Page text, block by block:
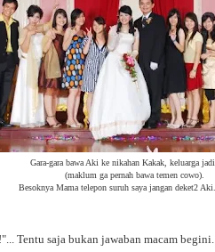
Gara-gara bawa Aki ke nikahan Kakak, keluarga
(maklum ga pernah bawa temen cowo).
Besoknya Mama telepon suruh saya jangan deket2
Tentu saja bukan jawaban macam begini.